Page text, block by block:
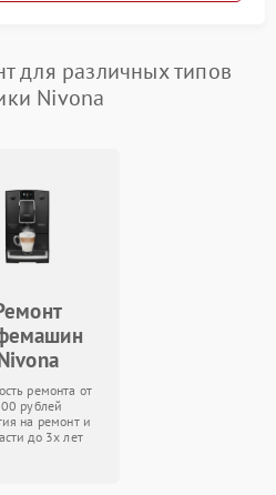
для различных типов
Nivona
ремонта от
рублей
на ремонт и
до 3х лет